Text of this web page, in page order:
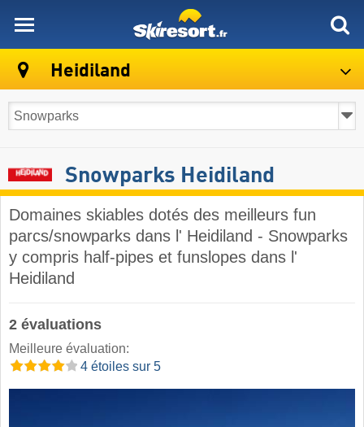
Heidiland
Snowparks Heidiland
Domaines skiables dotés des meilleurs fun
parcs/snowparks dans l' Heidiland - Snowparks
y compris half-pipes et funslopes dans l'
Heidiland
2 évaluations
Meilleure évaluation:
4 étoiles sur 5